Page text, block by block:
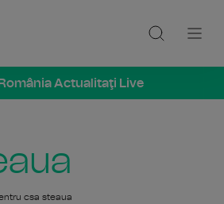
Actualitaţi Live
csa steaua